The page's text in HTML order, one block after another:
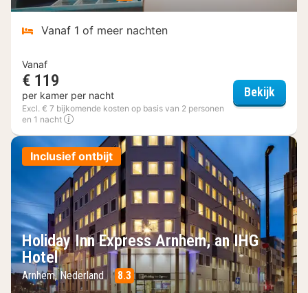
Vanaf 1 of meer nachten
Vanaf
€ 119
per kamer per nacht
Excl. € 7 bijkomende kosten op basis van 2 personen
en 1 nacht
Bekijk
Inclusief ontbijt
Holiday Inn Express Arnhem, an IHG
Hotel
Arnhem, Nederland 8.3